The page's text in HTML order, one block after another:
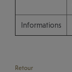
Informations
Retour